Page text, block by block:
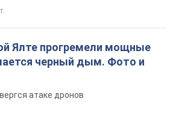
Ялте прогремели мощные
черный дым. Фото и
атаке дронов